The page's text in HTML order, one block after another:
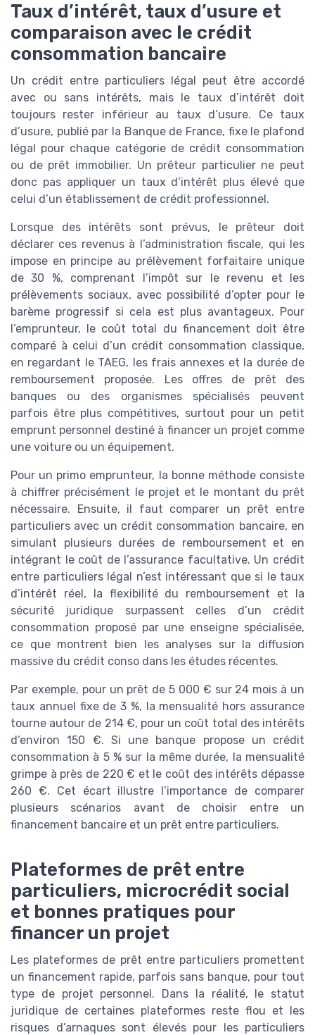
Taux d’intérêt, taux d’usure et
comparaison avec le crédit
consommation bancaire
Un crédit entre particuliers légal peut être accordé
avec ou sans intérêts, mais le taux d’intérêt doit
toujours rester inférieur au taux d’usure. Ce taux
d’usure, publié par la Banque de France, fixe le plafond
légal pour chaque catégorie de crédit consommation
ou de prêt immobilier. Un prêteur particulier ne peut
donc pas appliquer un taux d’intérêt plus élevé que
celui d’un établissement de crédit professionnel.
Lorsque des intérêts sont prévus, le prêteur doit
déclarer ces revenus à l’administration fiscale, qui les
impose en principe au prélèvement forfaitaire unique
de 30 %, comprenant l’impôt sur le revenu et les
prélèvements sociaux, avec possibilité d’opter pour le
barème progressif si cela est plus avantageux. Pour
l’emprunteur, le coût total du financement doit être
comparé à celui d’un crédit consommation classique,
en regardant le TAEG, les frais annexes et la durée de
remboursement proposée. Les offres de prêt des
banques ou des organismes spécialisés peuvent
parfois être plus compétitives, surtout pour un petit
emprunt personnel destiné à financer un projet comme
une voiture ou un équipement.
Pour un primo emprunteur, la bonne méthode consiste
à chiffrer précisément le projet et le montant du prêt
nécessaire. Ensuite, il faut comparer un prêt entre
particuliers avec un crédit consommation bancaire, en
simulant plusieurs durées de remboursement et en
intégrant le coût de l’assurance facultative. Un crédit
entre particuliers légal n’est intéressant que si le taux
d’intérêt réel, la flexibilité du remboursement et la
sécurité juridique surpassent celles d’un crédit
consommation proposé par une enseigne spécialisée,
ce que montrent bien les analyses sur la diffusion
massive du crédit conso dans les études récentes.
Par exemple, pour un prêt de 5 000 € sur 24 mois à un
taux annuel fixe de 3 %, la mensualité hors assurance
tourne autour de 214 €, pour un coût total des intérêts
d’environ 150 €. Si une banque propose un crédit
consommation à 5 % sur la même durée, la mensualité
grimpe à près de 220 € et le coût des intérêts dépasse
260 €. Cet écart illustre l’importance de comparer
plusieurs scénarios avant de choisir entre un
financement bancaire et un prêt entre particuliers.
Plateformes de prêt entre
particuliers, microcrédit social
et bonnes pratiques pour
financer un projet
Les plateformes de prêt entre particuliers promettent
un financement rapide, parfois sans banque, pour tout
type de projet personnel. Dans la réalité, le statut
juridique de certaines plateformes reste flou et les
risques d’arnaques sont élevés pour les particuliers